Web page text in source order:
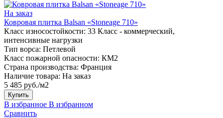
На заказ
Ковровая плитка Balsan «Stoneage 710»
Класс износостойкости: 33 Класс - коммерческий,
интенсивные нагрузки
Тип ворса: Петлевой
Класс пожарной опасности: КМ2
Страна производства: Франция
Наличие товара: На заказ
5 485 руб./м2
Купить
В избранное В избранном
Сравнить